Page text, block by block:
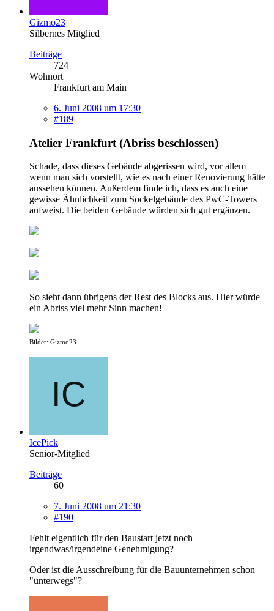
Gizmo23
Silbernes Mitglied
Beiträge
724
Wohnort
Frankfurt am Main
6. Juni 2008 um 17:30
#189
Atelier Frankfurt (Abriss beschlossen)
Schade, dass dieses Gebäude abgerissen wird, vor allem
wenn man sich vorstellt, wie es nach einer Renovierung hätte
aussehen können. Außerdem finde ich, dass es auch eine
gewisse Ähnlichkeit zum Sockelgebäude des PwC-Towers
aufweist. Die beiden Gebäude würden sich gut ergänzen.
So sieht dann übrigens der Rest des Blocks aus. Hier würde
ein Abriss viel mehr Sinn machen!
Bilder: Gizmo23
IcePick
Senior-Mitglied
Beiträge
60
7. Juni 2008 um 21:30
#190
Fehlt eigentlich für den Baustart jetzt noch
irgendwas/irgendeine Genehmigung?
Oder ist die Ausschreibung für die Bauunternehmen schon
"unterwegs"?